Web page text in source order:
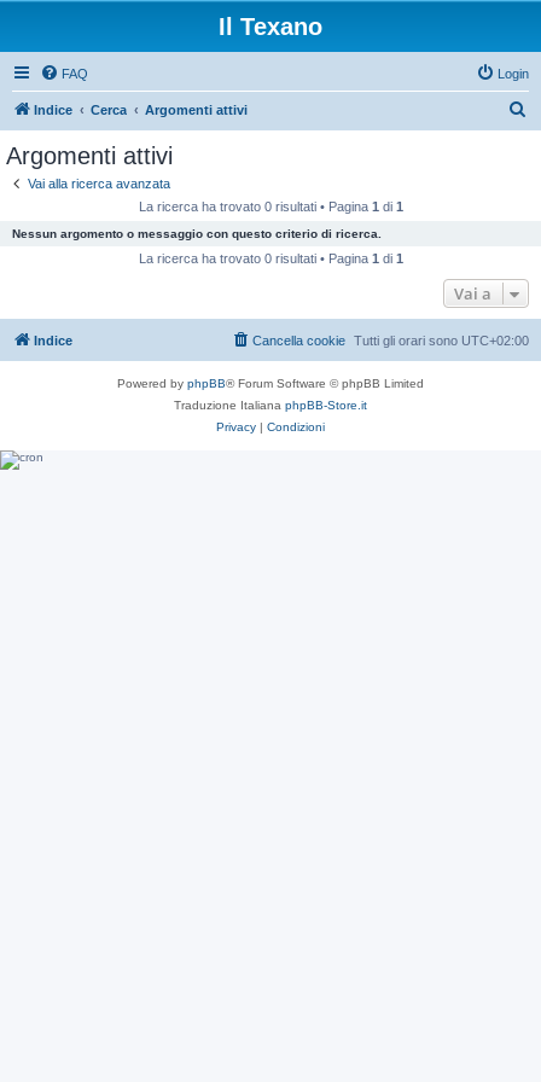
Il Texano
FAQ Login
Indice Cerca Argomenti attivi
Argomenti attivi
Vai alla ricerca avanzata
La ricerca ha trovato 0 risultati • Pagina 1 di 1
Nessun argomento o messaggio con questo criterio di ricerca.
La ricerca ha trovato 0 risultati • Pagina 1 di 1
Vai a
Indice Tutti gli orari sono UTC+02:00
Cancella cookie
Powered by phpBB® Forum Software © phpBB Limited
Traduzione Italiana phpBB-Store.it
Privacy | Condizioni